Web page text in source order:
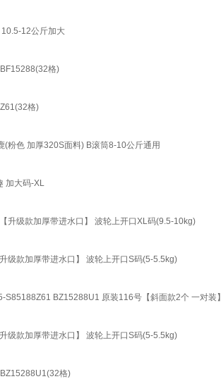
12公斤加大
格)
格)
粉色 加厚320S面料) B滚筒8-10公斤通用
加大码-XL
升级款加厚带进水口】 波轮上开口XL码(9.5-10kg)
级款加厚带进水口】 波轮上开口S码(5-5.5kg)
BZ15288U1 原装116号【斜面款2个 一对装】
级款加厚带进水口】 波轮上开口S码(5-5.5kg)
格)